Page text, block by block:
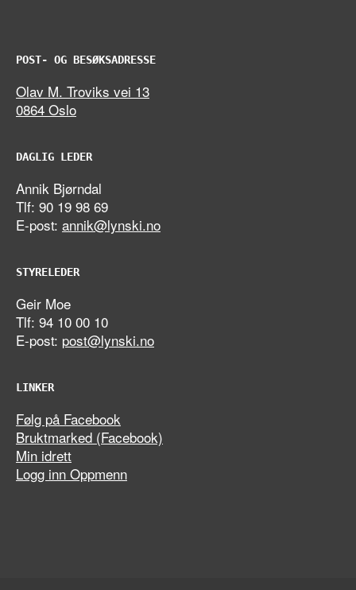
POST- OG BESØKSADRESSE
Olav M. Troviks vei 13
0864 Oslo
DAGLIG LEDER
Annik Bjørndal
Tlf: 90 19 98 69
E-post: annik@lynski.no
STYRELEDER
Geir Moe
Tlf: 94 10 00 10
E-post: post@lynski.no
LINKER
Følg på Facebook
Bruktmarked (Facebook)
Min idrett
Logg inn Oppmenn